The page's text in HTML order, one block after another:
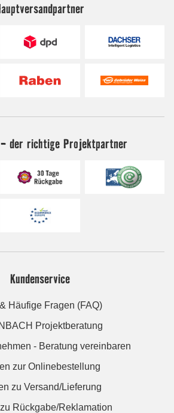
- der richtige Projektpartner
Kundenservice
Häufige Fragen (FAQ)
Projektberatung
- Beratung vereinbaren
zur Onlinebestellung
zu Versand/Lieferung
Rückgabe/Reklamation